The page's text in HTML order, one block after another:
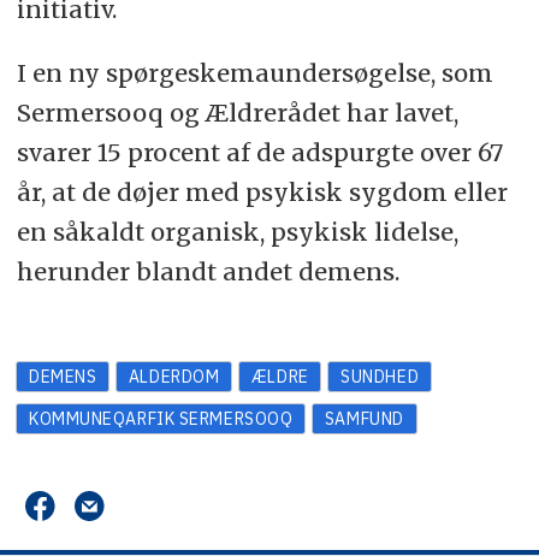
initiativ.
I en ny spørgeskemaundersøgelse, som
Sermersooq og Ældrerådet har lavet,
svarer 15 procent af de adspurgte over 67
år, at de døjer med psykisk sygdom eller
en såkaldt organisk, psykisk lidelse,
herunder blandt andet demens.
DEMENS ALDERDOM ÆLDRE
SUNDHED
KOMMUNEQARFIK SERMERSOOQ
SAMFUND